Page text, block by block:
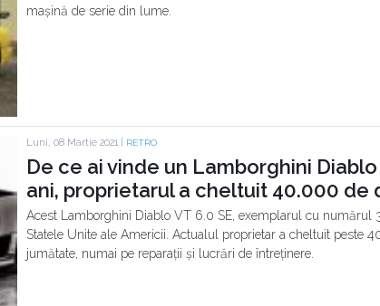
mașină de serie din lume.
Luni, 08 Martie 2021 | RETRO
De ce ai vinde un Lamborghini
ani, proprietarul a cheltuit 40.000 de
Acest Lamborghini Diablo VT 6.0 SE, exemplarul cu numărul
Statele Unite ale Americii. Actualul proprietar a cheltuit peste
jumătate, numai pe reparații și lucrări de întreținere.